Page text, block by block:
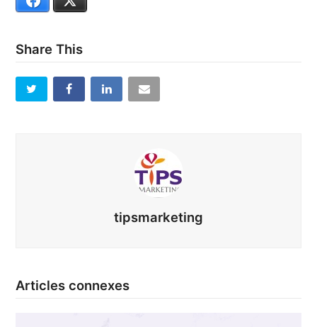
Share This
tipsmarketing
Articles connexes